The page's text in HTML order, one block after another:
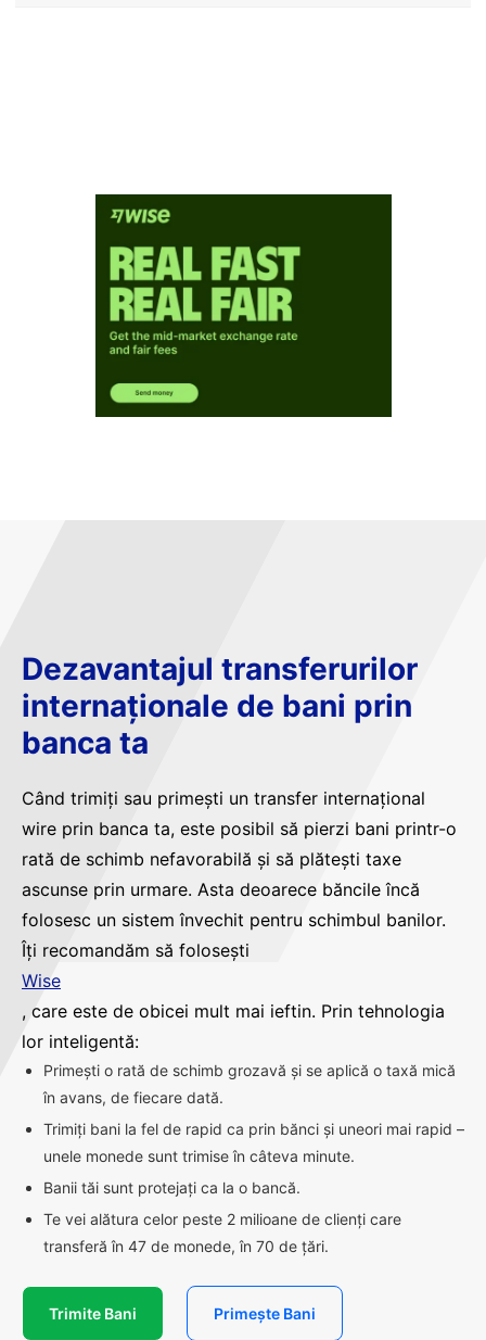
Dezavantajul transferurilor
internaționale de bani prin
banca ta
Când trimiți sau primești un transfer internațional
wire prin banca ta, este posibil să pierzi bani printr-o
rată de schimb nefavorabilă și să plătești taxe
ascunse prin urmare. Asta deoarece băncile încă
folosesc un sistem învechit pentru schimbul banilor.
Îți recomandăm să folosești
Wise
, care este de obicei mult mai ieftin. Prin tehnologia
lor inteligentă:
Primești o rată de schimb grozavă și se aplică o taxă mică
în avans, de fiecare dată.
Trimiți bani la fel de rapid ca prin bănci și uneori mai rapid –
unele monede sunt trimise în câteva minute.
Banii tăi sunt protejați ca la o bancă.
Te vei alătura celor peste 2 milioane de clienți care
transferă în 47 de monede, în 70 de țări.
Trimite Bani Primește Bani